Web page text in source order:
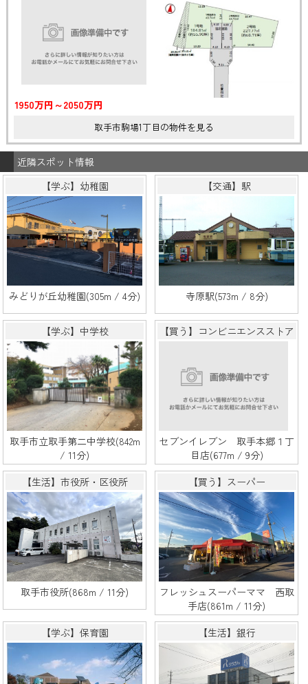
1950万円～2050万円
取手市駒場1丁目の物件を見る
近隣スポット情報
【学ぶ】幼稚園
みどりが丘幼稚園(305m / 4分)
【交通】駅
寺原駅(573m / 8分)
【学ぶ】中学校
取手市立取手第二中学校(842m
/ 11分)
【買う】コンビニエンスストア
セブンイレブン 取手本郷１丁
目店(677m / 9分)
【生活】市役所・区役所
取手市役所(868m / 11分)
【買う】スーパー
フレッシュスーパーママ 西取
手店(861m / 11分)
【学ぶ】保育園
【生活】銀行